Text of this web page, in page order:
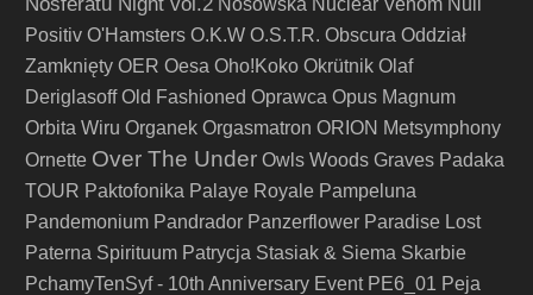
Nosowska Nuclear Venom Null
Positiv O'Hamsters O.K.W O.S.T.R. Obscura Oddział
Zamknięty OER Oesa Oho!Koko Okrütnik Olaf
Deriglasoff Old Fashioned Oprawca Opus Magnum
Orbita Wiru Organek Orgasmatron ORION Metsymphony
Ornette Over The Under Owls Woods Graves Padaka
TOUR Paktofonika Palaye Royale Pampeluna
Pandemonium Pandrador Panzerflower Paradise Lost
Paterna Spirituum Patrycja Stasiak & Siema Skarbie
PchamyTenSyf - 10th Anniversary Event PE6_01 Peja